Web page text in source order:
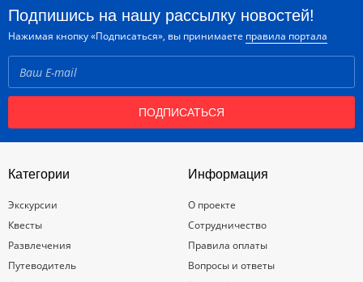
Подпишись на нашу рассылку новостей!
Нажимая кнопку «Подписаться», вы принимаете правила портала
ПОДПИСАТЬСЯ
Категории
Экскурсии
Квесты
Развлечения
Путеводитель
Информация
О проекте
Сотрудничество
Правила оплаты
Вопросы и ответы